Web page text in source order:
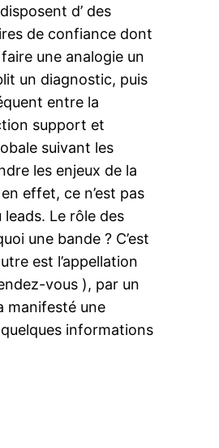
d’ des
de confiance dont
une analogie un
un diagnostic, puis
entre la
support et
suivant les
les enjeux de la
effet, ce n’est pas
Le rôle des
une bande ? C’est
est l’appellation
vous ), par un
manifesté une
informations